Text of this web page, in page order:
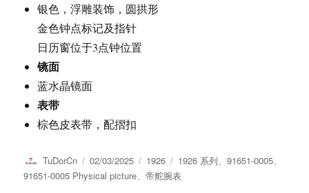
银色，浮雕装饰，圆拱形
金色钟点标记及指针
日历窗位于3点钟位置
镜面
蓝水晶镜面
表带
棕色皮表带，配摺扣
作
者
TuDorCn
发
布
02/03/2025
分
类
1926
标
签
1926 系列、91651-0005、
91651-0005 Physical picture、帝舵腕表